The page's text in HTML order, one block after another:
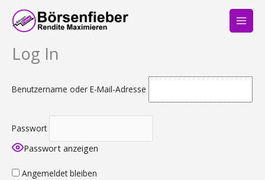
Inhalt
springen
Log In
Benutzername oder E-Mail-Adresse
Passwort
Passwort anzeigen
Angemeldet bleiben